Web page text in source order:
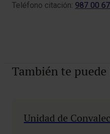
Teléfono citación: 987 00
También te
Unidad de